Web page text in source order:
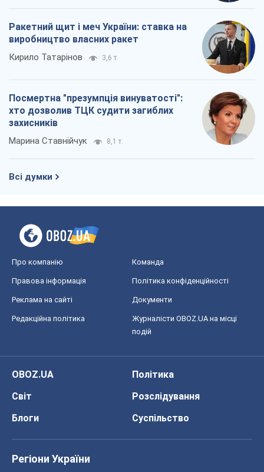
Ракетний щит і меч України: ставка на
виробництво власних ракет
Кирило Татарінов 3,6 т.
Посмертна "презумпція винуватості":
хто дозволив ТЦК судити загиблих
захисників
Марина Ставнійчук 8,1 т.
Всі думки
Про компанію Команда
Правова інформація Політика конфіденційності
Реклама на сайті Документи
Редакційна політика
Журналісти OBOZ.UA на місці
подій
OBOZ.UA
Політика
Світ
Розслідування
Блоги
Суспільство
Регіони України